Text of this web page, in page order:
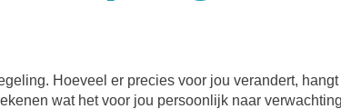
Hoeveel er precies voor jou verandert,
wat het voor jou persoonlijk naar